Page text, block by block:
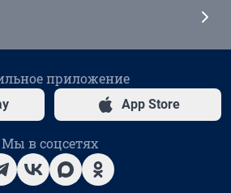
приложение
App Store
Мы в соцсетях